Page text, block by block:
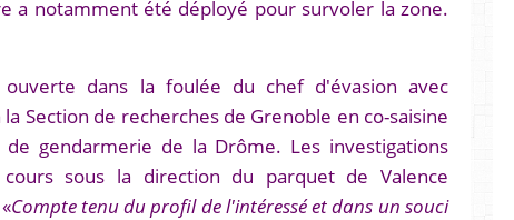
a notamment été déployé pour survoler la zone.
dans la foulée du chef d'évasion avec
Section de recherches de Grenoble en co-saisine
gendarmerie de la Drôme. Les investigations
sous la direction du parquet de Valence
Compte tenu du profil de l'intéressé et dans un souci